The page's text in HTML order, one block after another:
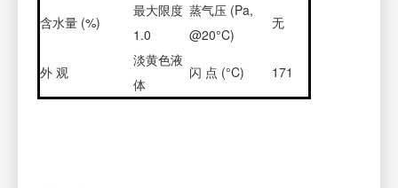
含水量 (%)
最大限度
1.0
蒸气压 (Pa,
@20°C)
无
外 观
淡黄色液
体
闪 点 (°C) 171